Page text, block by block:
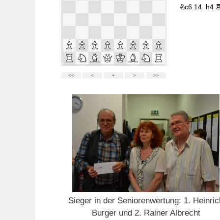
Sieger in der Seniorenwertung: 1.
Burger und 2. Rainer Albrecht